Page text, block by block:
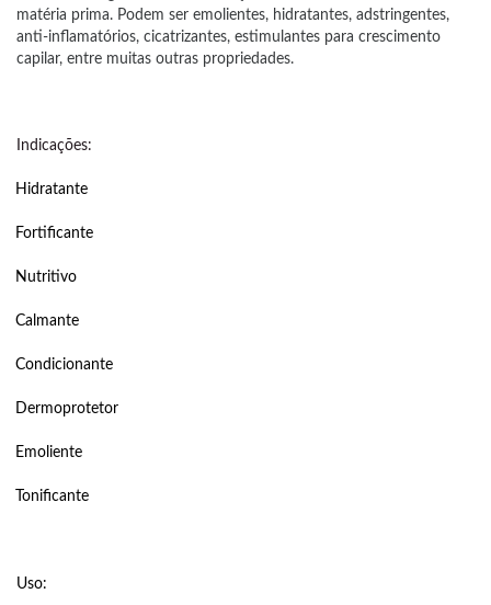
matéria prima. Podem ser emolientes, hidratantes, adstringentes,
anti-inflamatórios, cicatrizantes, estimulantes para crescimento
capilar, entre muitas outras propriedades.
Indicações:
Hidratante
Fortificante
Nutritivo
Calmante
Condicionante
Dermoprotetor
Emoliente
Tonificante
Uso: